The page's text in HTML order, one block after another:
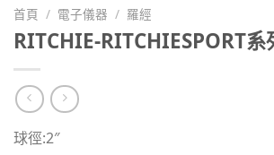
首頁 / 電子儀器 / 羅經
RITCHIE-RITCHIESPORT系
球徑:2″